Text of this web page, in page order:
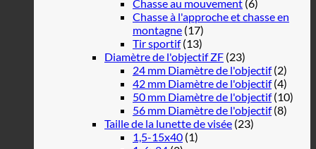
Chasse au mouvement (6)
Chasse à l'approche et chasse en
montagne (17)
Tir sportif (13)
Diamètre de l'objectif ZF (23)
24 mm Diamètre de l'objectif (2)
42 mm Diamètre de l'objectif (4)
50 mm Diamètre de l'objectif (10)
56 mm Diamètre de l'objectif (8)
Taille de la lunette de visée (23)
1,5-15x40 (1)